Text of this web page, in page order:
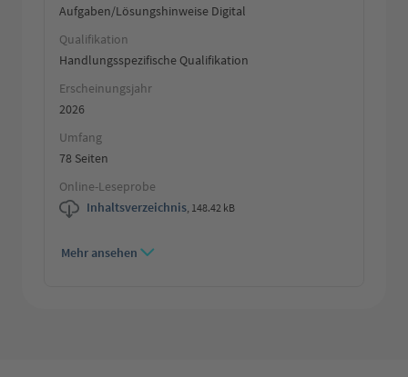
Aufgaben/Lösungshinweise Digital
Qualifikation
Handlungsspezifische Qualifikation
Erscheinungsjahr
2026
Umfang
78 Seiten
Online-Leseprobe
Inhaltsverzeichnis, 148.42 kB
Mehr ansehen